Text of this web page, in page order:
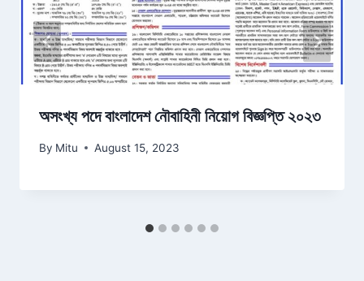
অসংখ্য পদে বাংলাদেশ নৌবাহিনী নিয়োগ বিজ্ঞপ্তি ২০২৩
By Mitu August 15, 2023